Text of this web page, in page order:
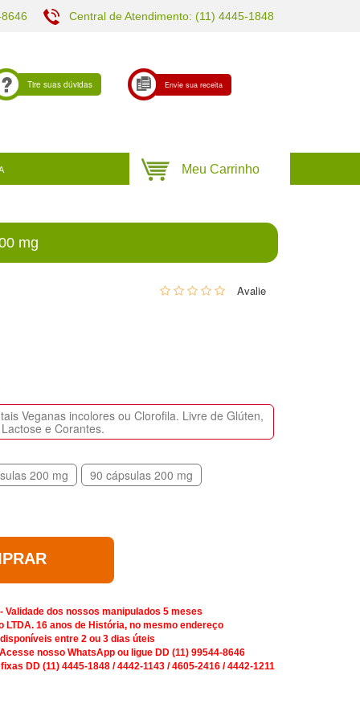
Central de Atendimento: (11) 4445-1848
Tire suas dúvidas Envie sua receita
mg
Veganas incolores ou Clorofila. Livre de Glúten,
Lactose e Corantes.
200 mg
90 cápsulas 200 mg
dos nossos manipulados 5 meses
LTDA. 16 anos de História, no mesmo endereço
entre 2 ou 3 dias úteis
nosso WhatsApp ou ligue DD (11) 99544-8646
DD (11) 4445-1848 / 4442-1143 / 4605-2416 / 4442-1211